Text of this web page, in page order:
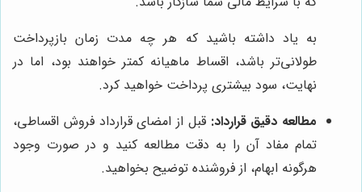
به یاد داشته باشید که هر چه مدت زمان بازپرداخت
طولانی‌تر باشد، اقساط ماهیانه کمتر خواهند بود، اما در
نهایت، سود بیشتری پرداخت خواهید کرد.
مطالعه دقیق قرارداد: قبل از امضای قرارداد فروش اقساطی،
تمام مفاد آن را به دقت مطالعه کنید و در صورت وجود
هرگونه ابهام، از فروشنده توضیح بخواهید.